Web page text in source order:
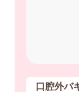
口腔外バ